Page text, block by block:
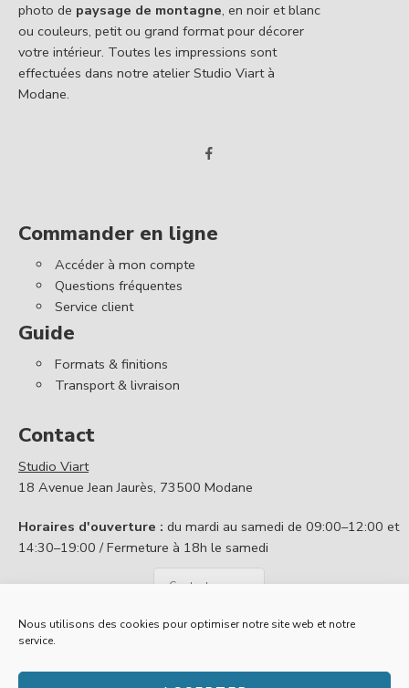
Nous utilisons des cookies pour optimiser notre site web et notre
service.
photo de paysage de montagne, en noir et blanc
ou couleurs, petit ou grand format pour décorer
votre intérieur. Toutes les impressions sont
effectuées dans notre atelier Studio Viart à
Modane.
Commander en ligne
Accéder à mon compte
Questions fréquentes
Service client
Guide
Formats & finitions
Transport & livraison
Contact
Studio Viart
18 Avenue Jean Jaurès, 73500 Modane
Horaires d'ouverture : du mardi au samedi de 09:00–12:00 et
14:30–19:00 / Fermeture à 18h le samedi
Contactez nous